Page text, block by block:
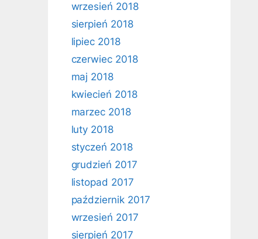
wrzesień 2018
sierpień 2018
lipiec 2018
czerwiec 2018
maj 2018
kwiecień 2018
marzec 2018
luty 2018
styczeń 2018
grudzień 2017
listopad 2017
październik 2017
wrzesień 2017
sierpień 2017